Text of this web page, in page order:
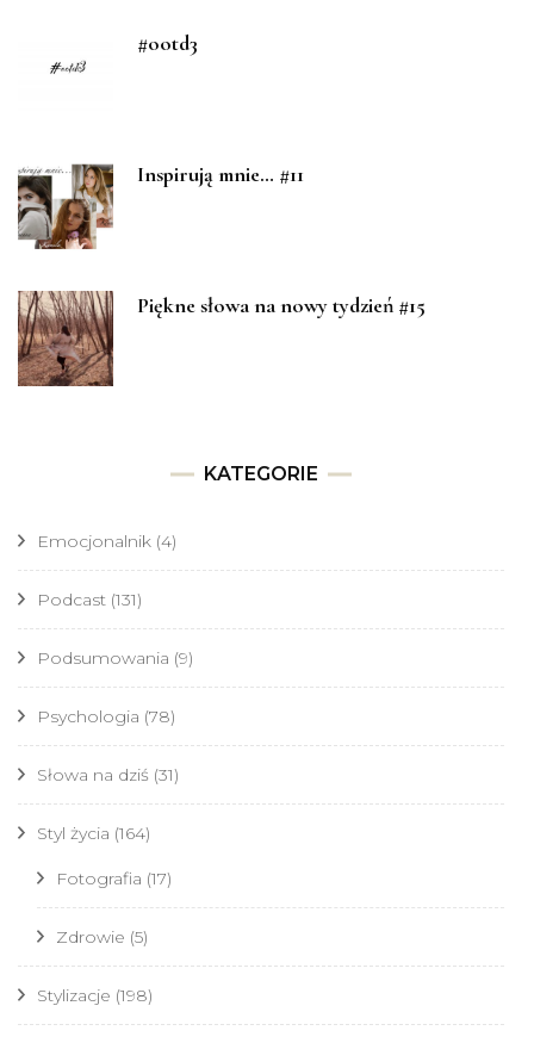
#ootd3
Inspirują mnie… #11
Piękne słowa na nowy tydzień #15
KATEGORIE
Emocjonalnik (4)
Podcast (131)
Podsumowania (9)
Psychologia (78)
Słowa na dziś (31)
Styl życia (164)
Fotografia (17)
Zdrowie (5)
Stylizacje (198)